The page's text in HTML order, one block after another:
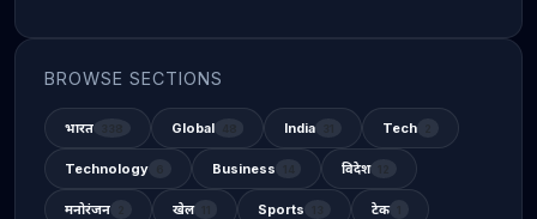
BROWSE SECTIONS
भारत Global India Tech
Technology Business विदेश
मनोरंजन खेल Sports टेक